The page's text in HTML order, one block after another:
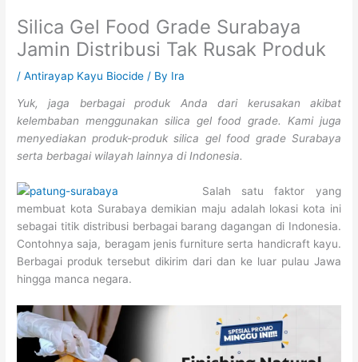
Silica Gel Food Grade Surabaya
Jamin Distribusi Tak Rusak Produk
/Antirayap Kayu Biocide / By Ira
Yuk, jaga berbagai produk Anda dari kerusakan akibat
kelembaban menggunakan silica gel food grade. Kami juga
menyediakan produk-produk silica gel food grade Surabaya
serta berbagai wilayah lainnya di Indonesia.
Salah satu faktor yang
membuat kota Surabaya demikian maju adalah lokasi kota ini
sebagai titik distribusi berbagai barang dagangan di Indonesia.
Contohnya saja, beragam jenis furniture serta handicraft kayu.
Berbagai produk tersebut dikirim dari dan ke luar pulau Jawa
hingga manca negara.